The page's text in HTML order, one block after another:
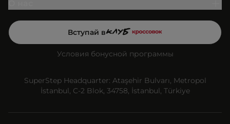
Вступай в
Условия бонусной программы
SuperStep Headquarter: Ataşehir Bulvarı, Metropol
İstanbul, C-2 Blok, 34758, İstanbul, Türkiye